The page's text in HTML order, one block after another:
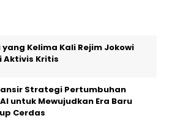
Kelima Kali Rejim Jokowi
Aktivis Kritis
Strategi Pertumbuhan
untuk Mewujudkan Era Baru
Cerdas